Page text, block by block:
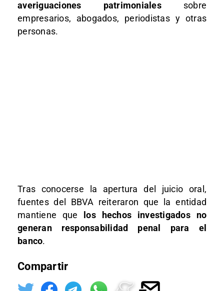
averiguaciones patrimonialessobre
empresarios, abogados, periodistas y otras
personas.
Tras conocerse la apertura del juicio oral,
fuentes del BBVA reiteraron que la entidad
mantiene que
los hechos investigados no
generan responsabilidad penal para el
banco.
Compartir